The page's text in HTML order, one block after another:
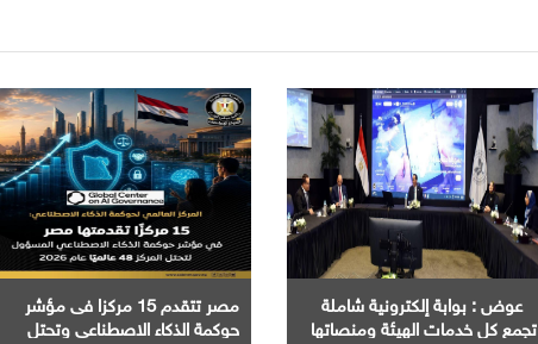
عوض : بوابة إلكترونية شاملة
تجمع كل خدمات الهيئة ومنصاتها
مصر تتقدم 15 مركزا فى مؤشر
حوكمة الذكاء الاصطناعي وتحتل